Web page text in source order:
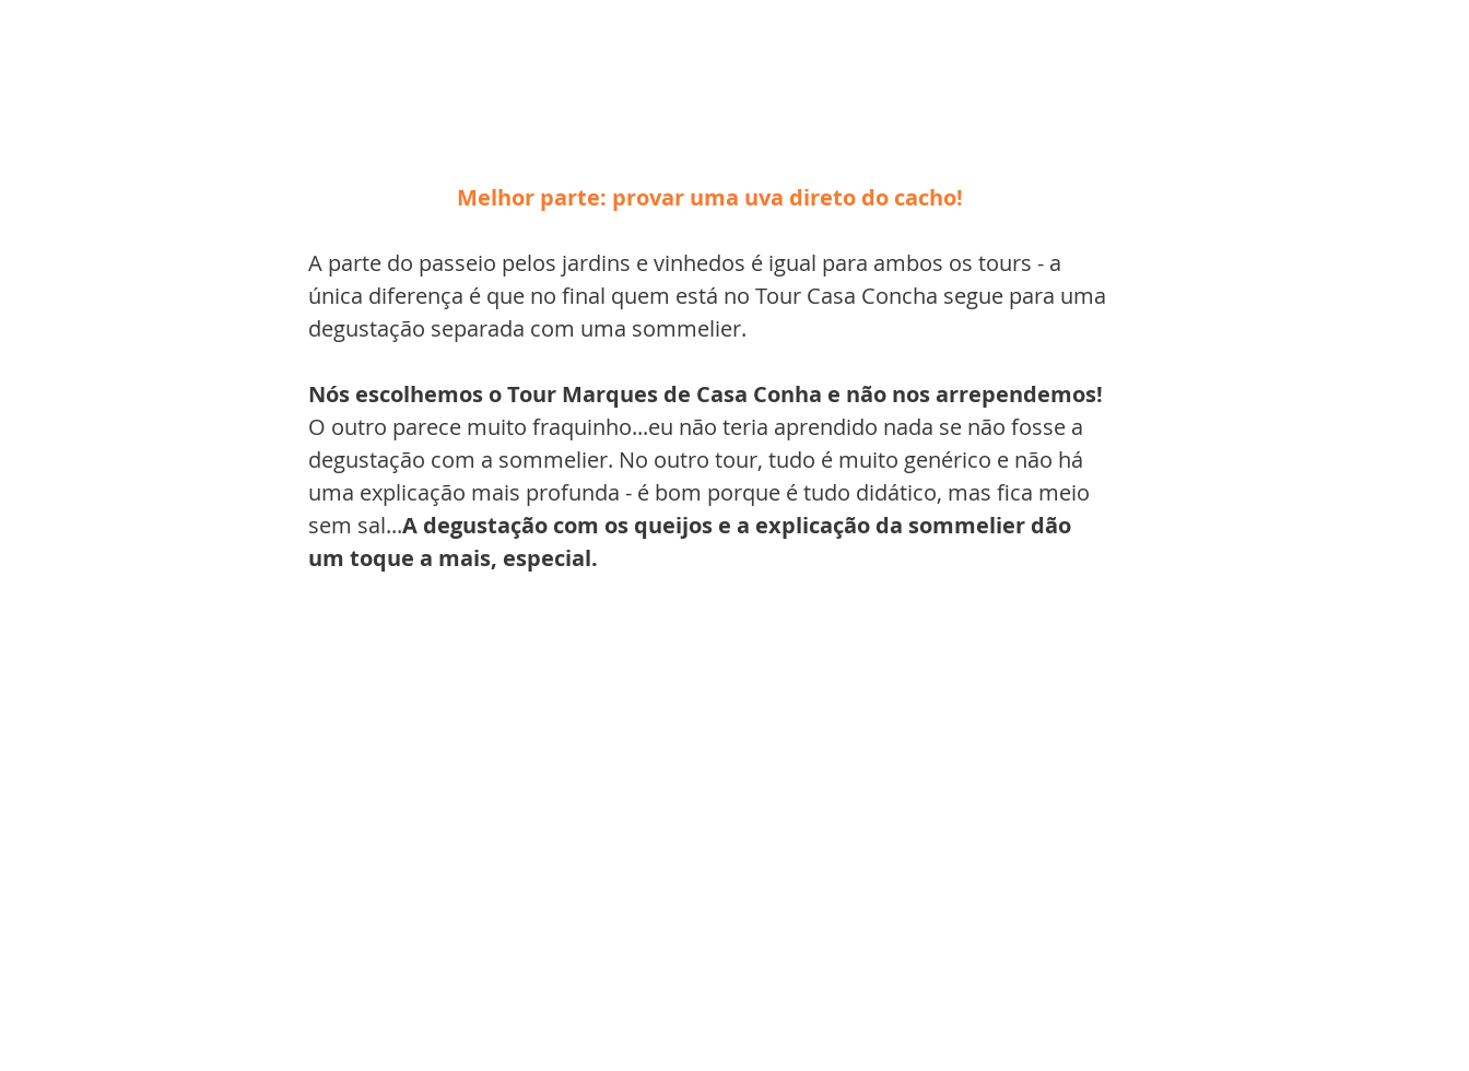
Melhor parte: provar uma uva direto do cacho!
A parte do passeio pelos jardins e vinhedos é igual para ambos os tours - a
única diferença é que no final quem está no Tour Casa Concha segue para uma
degustação separada com uma sommelier.
Nós escolhemos o Tour Marques de Casa Conha e não nos arrependemos!
O outro parece muito fraquinho...eu não teria aprendido nada se não fosse a
degustação com a sommelier. No outro tour, tudo é muito genérico e não há
uma explicação mais profunda - é bom porque é tudo didático, mas fica meio
sem sal...A degustação com os queijos e a explicação da sommelier dão
um toque a mais, especial.